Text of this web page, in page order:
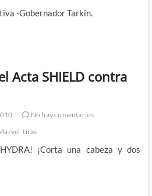
-Gobernador Tarkin.
Acta SHIELD contra
No hay comentarios
tiras
¡Corta una cabeza y dos